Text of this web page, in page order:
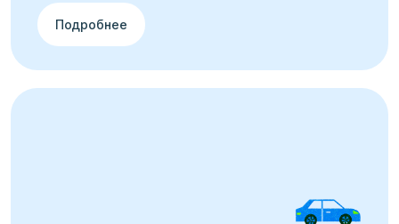
Подробнее